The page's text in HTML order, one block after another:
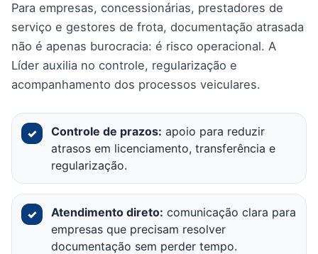
Para empresas, concessionárias, prestadores de
serviço e gestores de frota, documentação atrasada
não é apenas burocracia: é risco operacional. A
Líder auxilia no controle, regularização e
acompanhamento dos processos veiculares.
✓ Controle de prazos: apoio para reduzir
atrasos em licenciamento, transferência e
regularização.
✓ Atendimento direto: comunicação clara para
empresas que precisam resolver
documentação sem perder tempo.